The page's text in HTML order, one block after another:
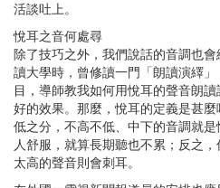
活談吐上。
悅耳之音何處尋
除了技巧之外，我們說話的音調也
讀大學時，曾修讀一門「朗讀演繹」
目，導師教我如何用悅耳的聲音朗
好的效果。那麼，悅耳的定義是甚
低之分，不高不低、中下的音調就
人舒服，就算長期聽也不累；反之
太高的聲音則會刺耳。